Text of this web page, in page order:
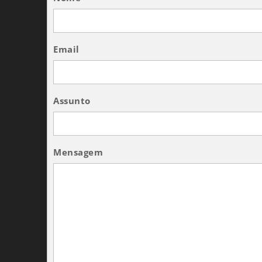
Email
Assunto
Mensagem